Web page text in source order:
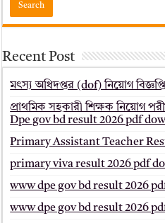
Recent Post
মৎস্য অধিদপ্তর (dof) নিয়োগ
প্রাথমিক সহকারী শিক্ষক নিয়োগ
Dpe gov bd result 2026 pdf
Primary Assistant Teacher
primary viva result 2026 pdf
www dpe gov bd result 2026
www dpe gov bd result 2026